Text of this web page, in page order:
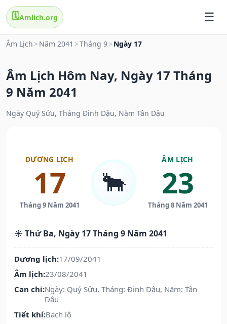
🗓️Amlich.org
Âm Lịch > Năm 2041 >Tháng 9> Ngày 17
Âm Lịch Hôm Nay, Ngày 17 Tháng
9 Năm 2041
Ngày Quý Sửu, Tháng Đinh Dậu, Năm Tân Dậu
DƯƠNG LỊCH
17
Tháng 9 Năm 2041
🐂
ÂM LỊCH
23
Tháng 8 Năm 2041
☀️ Thứ Ba, Ngày 17 Tháng 9 Năm 2041
Dương lịch:17/09/2041
Âm lịch:23/08/2041
Can chi:Ngày: Quý Sửu, Tháng: Đinh Dậu, Năm: Tân
Dậu
Tiết khí:Bạch lộ